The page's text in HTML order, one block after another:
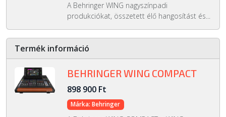
A Behringer WING nagyszínpadi
produkciókat, összetett élő hangosítást és...
Termék információ
BEHRINGER WING COMPACT
898 900 Ft
Márka: Behringer